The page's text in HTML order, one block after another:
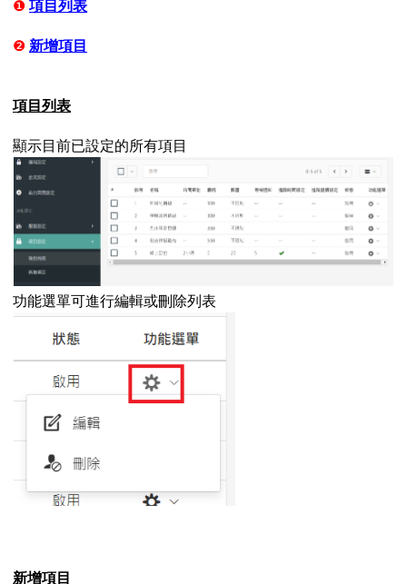
❶ 項目列表
❷ 新增項目
項目列表
顯示目前已設定的所有項目
功能選單可進行編輯或刪除列表
新增項目